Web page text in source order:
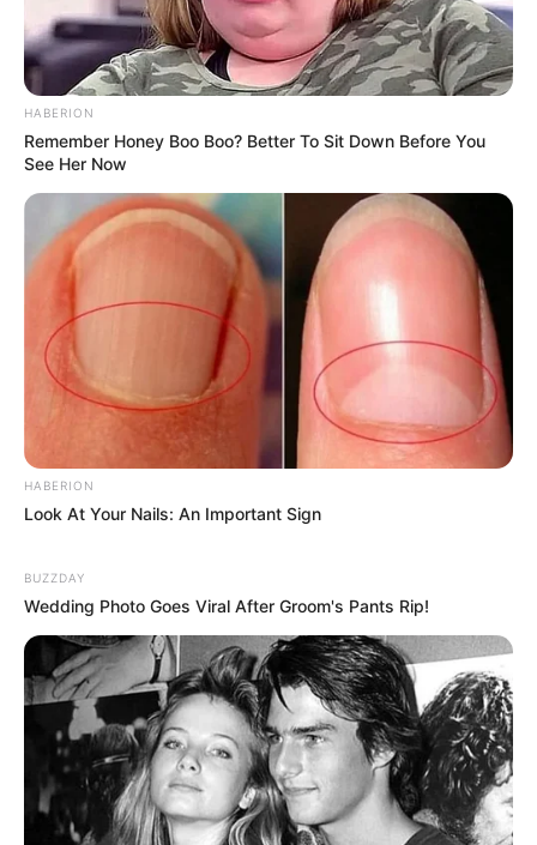
Elo7
HABERION
Remember Honey Boo Boo? Better To Sit Down Before You
See Her Now
HABERION
Look At Your Nails: An Important Sign
BUZZDAY
Wedding Photo Goes Viral After Groom's Pants Rip!